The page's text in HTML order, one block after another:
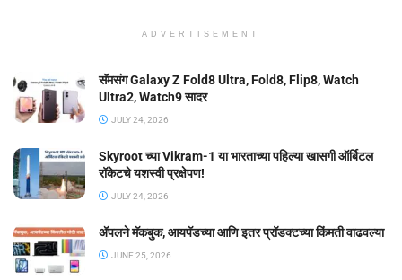
ADVERTISEMENT
सॅमसंग Galaxy Z Fold8 Ultra, Fold8, Flip8, Watch
Ultra2, Watch9 सादर
JULY 24, 2026
Skyroot च्या Vikram-1 या भारताच्या पहिल्या खासगी ऑर्बिटल
रॉकेटचे यशस्वी प्रक्षेपण!
JULY 24, 2026
ॲपलने मॅकबुक, आयपॅडच्या आणि इतर प्रॉडक्टच्या किंमती वाढवल्या
JUNE 25, 2026